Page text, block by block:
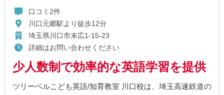
口コミ2件
川口元郷駅より徒歩12分
埼玉県川口市末広1-15-23
詳細はお問い合わせください
少人数制で効率的な英語学習を提供
ツリーベルこども英語/知育教室 川口校は、埼玉高速鉄道の